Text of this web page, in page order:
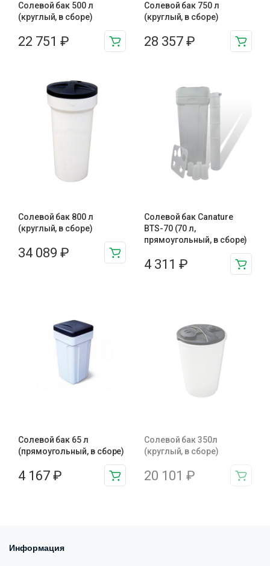
Солевой бак 500 л
(круглый, в сборе)
22 751 ₽
Солевой бак 750 л
(круглый, в сборе)
28 357 ₽
Солевой бак 800 л
(круглый, в сборе)
34 089 ₽
Солевой бак Canature
BTS-70 (70 л,
прямоугольный, в сборе)
4 311 ₽
Солевой бак 65 л
(прямоугольный, в сборе)
4 167 ₽
Солевой бак 350л
(круглый, в сборе)
20 101 ₽
Информация